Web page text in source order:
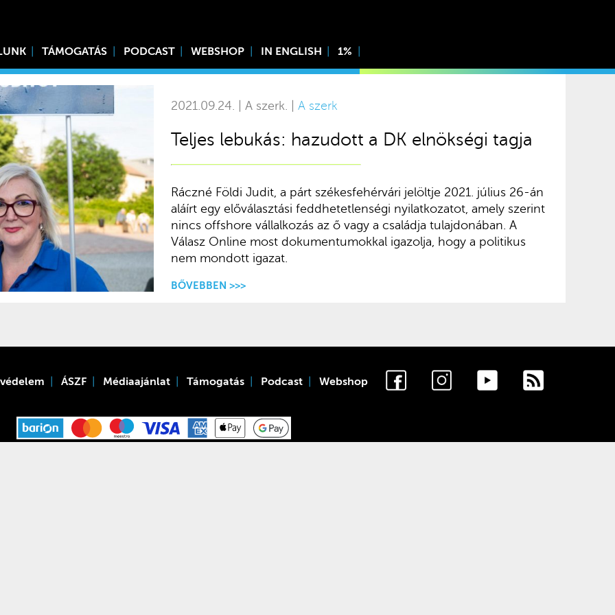
TÁMOGATÁS PODCAST WEBSHOP IN ENGLISH 1%
2021.09.24. | A szerk. | A szerk
Teljes lebukás: hazudott a DK elnökségi tagja
Ráczné Földi Judit, a párt székesfehérvári jelöltje 2021. július 26-án
aláírt egy előválasztási feddhetetlenségi nyilatkozatot, amely szerint
nincs offshore vállalkozás az ő vagy a családja tulajdonában. A
Válasz Online most dokumentumokkal igazolja, hogy a politikus
nem mondott igazat.
BŐVEBBEN >>>
ÁSZF Médiaajánlat Támogatás Podcast Webshop